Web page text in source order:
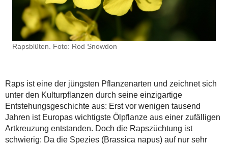
Rapsblüten. Foto: Rod Snowdon
Raps ist eine der jüngsten Pflanzenarten und zeichnet sich
unter den Kulturpflanzen durch seine einzigartige
Entstehungsgeschichte aus: Erst vor wenigen tausend
Jahren ist Europas wichtigste Ölpflanze aus einer zufälligen
Artkreuzung entstanden. Doch die Rapszüchtung ist
schwierig: Da die Spezies (Brassica napus) auf nur sehr